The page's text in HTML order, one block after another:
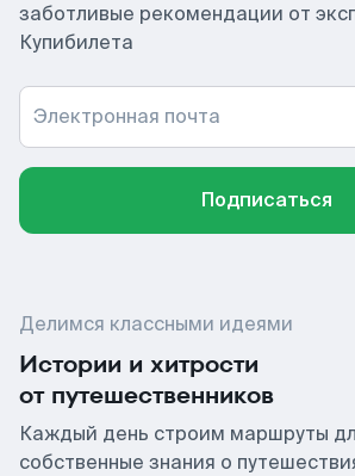
заботливые рекомендации от
Купибилета
Электронная почта
Подписаться
Делимся классными идеями
Истории и хитрости
от путешественников
Каждый день строим маршруты
собственные знания о